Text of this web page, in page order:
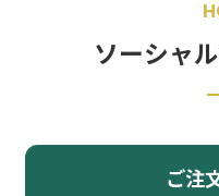
ソーシャ
ご注